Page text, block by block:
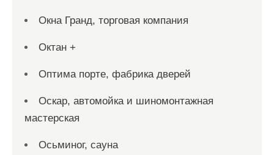
Окна Гранд, торговая компания
Октан +
Оптима порте, фабрика дверей
Оскар, автомойка и шиномонтажная
мастерская
Осьминог, сауна